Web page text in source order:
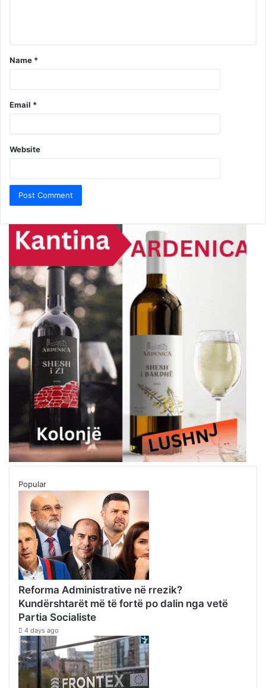
Name *
Email *
Website
Popular
Reforma Administrative në rrezik?
Kundërshtarët më të fortë po dalin nga vetë
Partia Socialiste
4 days ago